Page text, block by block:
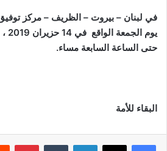
في لبنان – بيروت – الظريف – مركز
حتى الساعة السابعة مساء.
البقاء للأمة
فيسبوك لينكدإن بينتيريست